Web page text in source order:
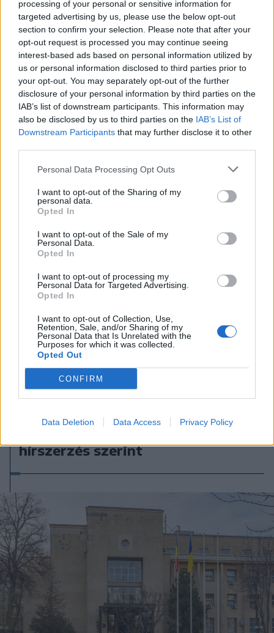
processing of your personal or sensitive information for
targeted advertising by us, please use the below opt-out
section to confirm your selection. Please note that after your
opt-out request is processed you may continue seeing
interest-based ads based on personal information utilized by
us or personal information disclosed to third parties prior to
your opt-out. You may separately opt-out of the further
disclosure of your personal information by third parties on the
IAB’s list of downstream participants. This information may
also be disclosed by us to third parties on the IAB’s List of
Downstream Participants that may further disclose it to other
Personal Data Processing Opt Outs
I want to opt-out of the Sharing of my
personal data.
Opted In
I want to opt-out of the Sale of my
Personal Data.
Opted In
I want to opt-out of processing my
Personal Data for Targeted Advertising.
Opted In
I want to opt-out of Collection, Use,
Retention, Sale, and/or Sharing of my
Personal Data that Is Unrelated with the
Purposes for which it was collected.
Opted Out
CONFIRM
Data Deletion Data Access Privacy Policy
2026. augusztus 08., szombat
„A legerősebb garancia” –
Megnevezte államfőjelöltjét a
Tisza Párt
Putyin egy NATO-tagállam
hírszerzés szerint